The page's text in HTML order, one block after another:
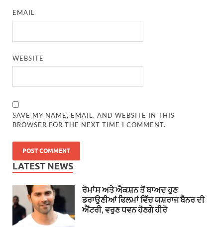
EMAIL
WEBSITE
SAVE MY NAME, EMAIL, AND WEBSITE IN THIS
BROWSER FOR THE NEXT TIME I COMMENT.
LATEST NEWS
ਰੋਮਾਂਸ ਅਤੇ ਐਕਸ਼ਨ ਤੋਂ ਬਾਅਦ ਹੁਣ
ਡਰਾਉਣੀਆਂ ਫਿਲਮਾਂ ਵਿੱਚ ਯਸ਼ਰਾਜ ਬੈਨਰ ਦੀ
ਐਂਟਰੀ, ਵਰੁਣ ਧਵਨ ਹੋਣਗੇ ਹੀਰੋ